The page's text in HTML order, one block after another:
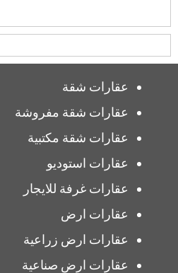
عقارات شقة
عقارات شقة مفروشة
عقارات شقة مكتبية
عقارات استوديو
عقارات غرفة للايجار
عقارات ارض
عقارات ارض زراعية
عقارات ارض صناعية